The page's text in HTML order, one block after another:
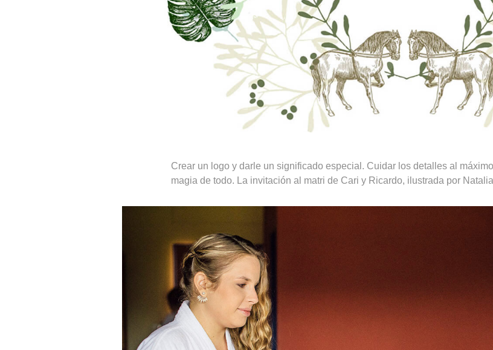
Crear un logo y darle un significado especial. Cuidar los detalles al
magia de todo. La invitación al matri de Cari y Ricardo, ilustrada por